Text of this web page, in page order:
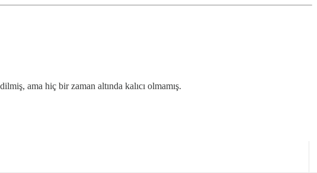
ama hiç bir zaman altında kalıcı olmamış.